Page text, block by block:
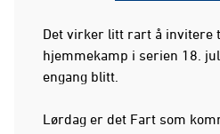
Det virker litt rart å invitere
hjemmekamp i serien 18.
engang blitt.
Lørdag er det Fart som